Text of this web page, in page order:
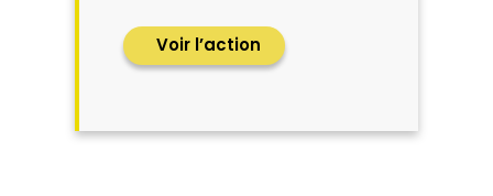
Voir l’action